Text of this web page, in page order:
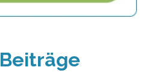
Beiträge